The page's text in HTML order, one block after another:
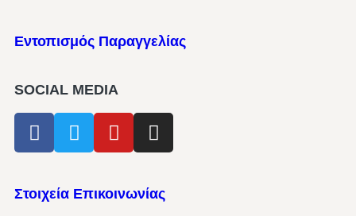
Εντοπισμός Παραγγελίας
SOCIAL MEDIA
Στοιχεία Επικοινωνίας